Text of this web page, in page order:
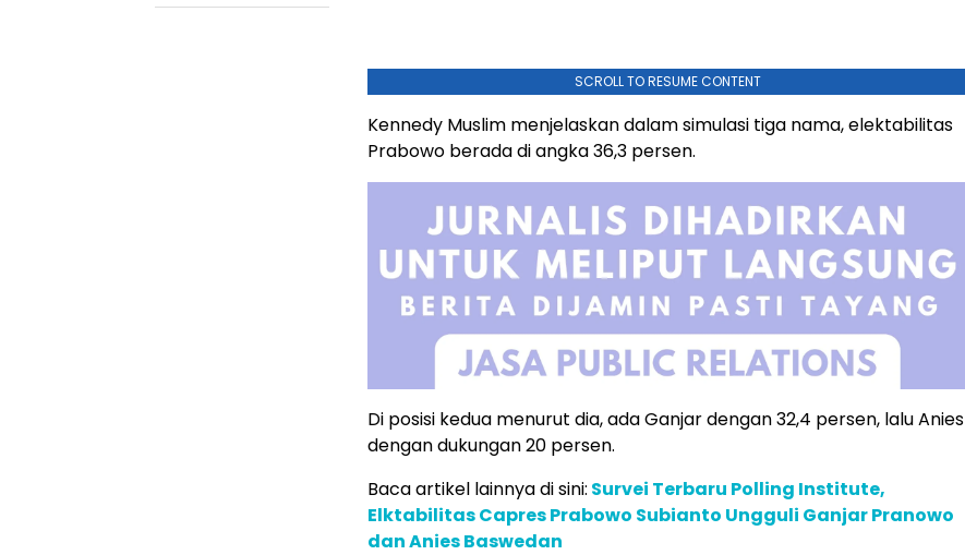
SCROLL TO RESUME CONTENT
Kennedy Muslim menjelaskan dalam simulasi tiga nama, elektabilitas
Prabowo berada di angka 36,3 persen.
Di posisi kedua menurut dia, ada Ganjar dengan 32,4 persen, lalu Anies
dengan dukungan 20 persen.
Baca artikel lainnya di sini: Survei Terbaru Polling Institute,
Elktabilitas Capres Prabowo Subianto Ungguli Ganjar Pranowo
dan Anies Baswedan